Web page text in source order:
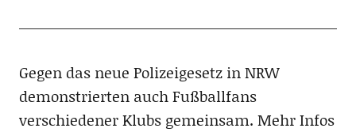
Gegen das neue Polizeigesetz in NRW
demonstrierten auch Fußballfans
verschiedener Klubs gemeinsam. Mehr Infos